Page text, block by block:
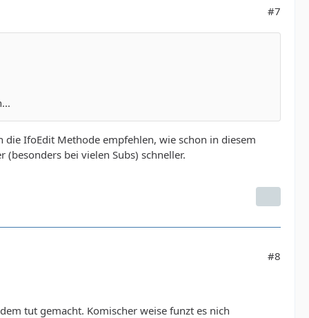
#7
IfoEdit Methode empfehlen, wie schon in diesem
bei vielen Subs) schneller.
#8
tut gemacht. Komischer weise funzt es nich